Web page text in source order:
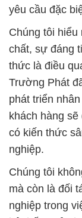
yêu cầu đặc
Chúng tôi hiểu
chất, sự đáng
thức là điều
Trường Phát
phát triển
khách hàng
có kiến thức
nghiệp.
Chúng tôi
mà còn là đối
nghiệp trong